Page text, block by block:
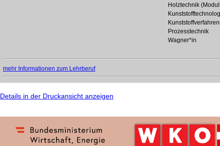
Holztechnik
Prozesstechnik
Wagner*in
mehr Informationen zum Lehrberuf
Details in der Druckansicht anzeigen